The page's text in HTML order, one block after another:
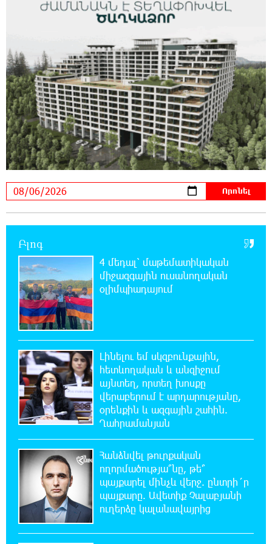
Արմենիան» ունակ է անցնել որակավորման
վերջին փուլ. Բերեզովսկի
0:39:46 6-08-2026
Գերմանիայում ահաբեկչության գործով
քննություն է սկսվել Լայպցիգի
օդանավակայանում պայթուցիկով անօդաչու սարք
հայտնաբերելուց հետո
0:20:46 6-08-2026
Իրազեկում․ գործարկվելու է էլեկտրական
շչակ
կատակ անողների համար. Մենուա
Սողոմոնյան
23:50:47 5-08-2026
Օգոստոսի 6-ին, 7-ին, 10-ին, 11-ին, 12-ին և
13-ին հարյուրավոր հասցեներում լույս չի
լինելու
23:31:16 5-08-2026
ջուր չի լինելու
23:13:33 5-08-2026
Եվրոպայի մայրաքաղաքները գրանցում են
շոգի նոր ռեկորդներ
22:54:16 5-08-2026
Զովունի-Եղվարդ ճանապարհին բախվել են
«Alfa Romeo»-ն և «Opel»-ը. կա վիրավոր
22:44:25 5-08-2026
Անունս տալուց առաջ գոնե լվացվեք․ Էդմոն
Մարուքյան
Բլոգ
4 մեդալ՝ մաթեմատիկական
միջազգային ուսանողական
օլիմպիադայում
Լինելու եմ սկզբունքային,
հետևողական և անզիջում
այնտեղ, որտեղ խոսքը
վերաբերում է արդարությանը,
օրենքին և ազգային շահին.
Ղահրամանյան
Հանձնվել թուրքական
ողորմածությա՞նը, թե՞
պայքարել մինչև վերջ. ընտրի´ր
պայքարը. Ավետիք Չալաբյանի
ուղերձը կալանավայրից